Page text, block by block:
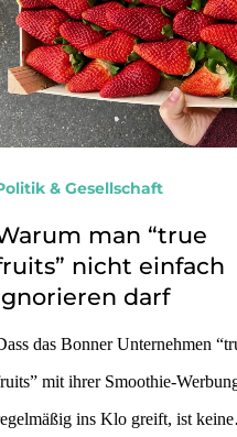
& Gesellschaft
man “true
nicht einfach
darf
das Bonner Unternehmen
mit ihrer Smoothie-
ins Klo greift, ist